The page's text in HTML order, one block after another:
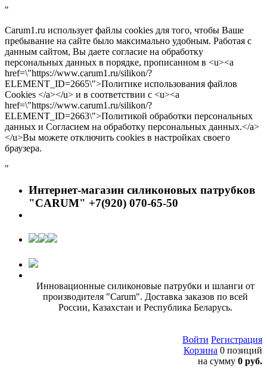
"
Carum1.ru использует файлы cookies для того, чтобы Ваше
пребывание на сайте было максимально удобным. Работая с
данным сайтом, Вы даете согласие на обработку
персональных данных в порядке, прописанном в <u><a
href=\"https://www.carum1.ru/silikon/?
ELEMENT_ID=2665\">Политике использования файлов
Cookies </a></u> и в соответствии с <u><a
href=\"https://www.carum1.ru/silikon/?
ELEMENT_ID=2663\">Политикой обработки персональных
данных и Согласием на обработку персональных данных.</a>
</u>Вы можете отключить cookies в настройках своего
браузера.
"
Интернет-магазин силиконовых патрубков
"CARUM" +7(920) 070-65-50
Инновационные силиконовые патрубки и шланги от
производителя "Carum". Доставка заказов по всей
России, Казахстан и Республика Беларусь.
Войти Регистрация
Корзина 0 позиций
на сумму 0 руб.